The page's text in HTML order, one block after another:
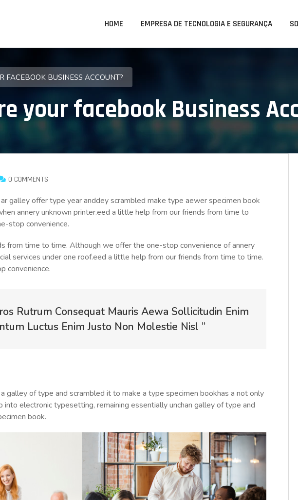
HOME EMPRESA DE TECNOLOGIA E SEGURANÇA
FACEBOOK BUSINESS ACCOUNT?
your facebook Business
0 COMMENTS
galley offer type year anddey scrambled make type aewer specimen book
annery unknown printer.eed a little help from our friends from time to
stop convenience.
from time to time. Although we offer the one-stop convenience of annery
services under one roof.eed a little help from our friends from time to time.
convenience.
Rutrum Consequat Mauris Aewa Sollicitudin Enim
Luctus Enim Justo Non Molestie Nisl ”
galley of type and scrambled it to make a type specimen bookhas a not only
into electronic typesetting, remaining essentially unchan galley of type and
book.